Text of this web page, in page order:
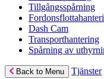
Tillgångsspårning
Dash Cam
Transporthantering
Spårning av
Back to Menu Tjänster